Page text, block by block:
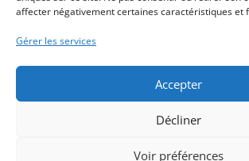
affecter négativement certaines caractéristiques et
Gérer les services
Accepter
Décliner
Voir préférences